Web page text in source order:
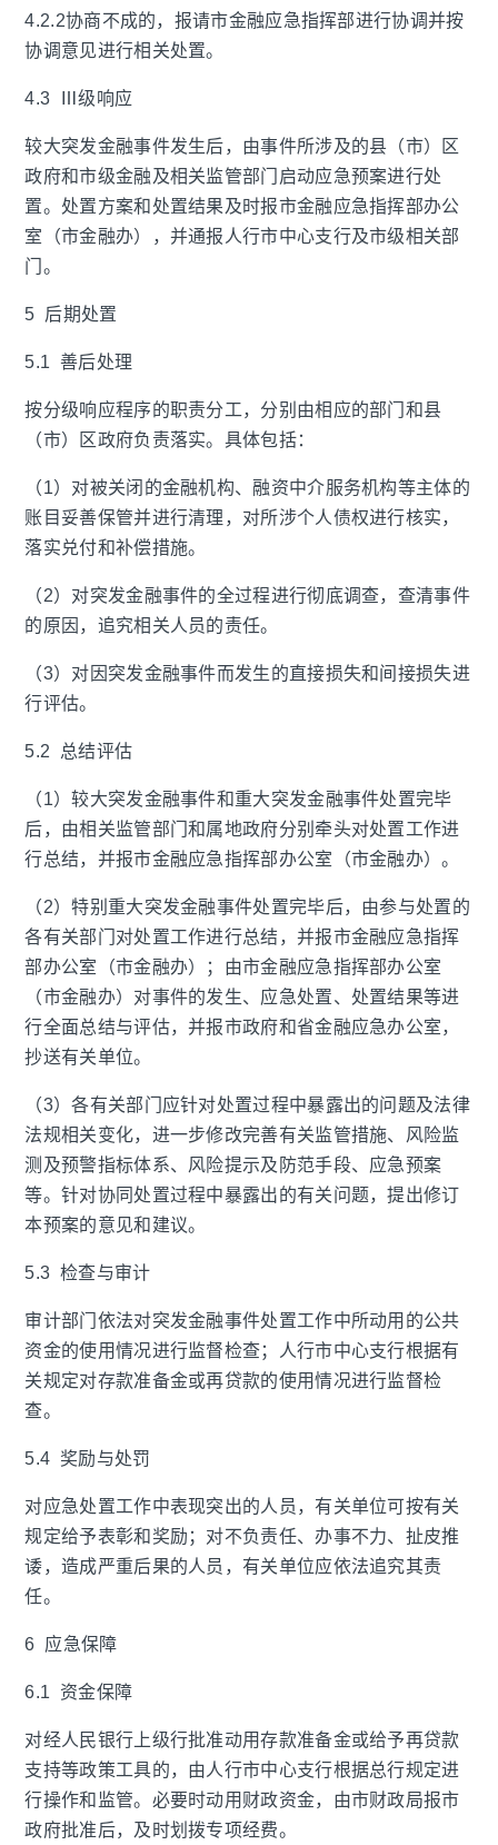
4.2.2协商不成的，报请市金融应急指挥部进行协调并按
协调意见进行相关处置。
4.3 Ⅲ级响应
较大突发金融事件发生后，由事件所涉及的县（市）区
政府和市级金融及相关监管部门启动应急预案进行处
置。处置方案和处置结果及时报市金融应急指挥部办公
室（市金融办），并通报人行市中心支行及市级相关部
门。
5 后期处置
5.1 善后处理
按分级响应程序的职责分工，分别由相应的部门和县
（市）区政府负责落实。具体包括：
（1）对被关闭的金融机构、融资中介服务机构等主体的
账目妥善保管并进行清理，对所涉个人债权进行核实，
落实兑付和补偿措施。
（2）对突发金融事件的全过程进行彻底调查，查清事件
的原因，追究相关人员的责任。
（3）对因突发金融事件而发生的直接损失和间接损失进
行评估。
5.2 总结评估
（1）较大突发金融事件和重大突发金融事件处置完毕
后，由相关监管部门和属地政府分别牵头对处置工作进
行总结，并报市金融应急指挥部办公室（市金融办）。
（2）特别重大突发金融事件处置完毕后，由参与处置的
各有关部门对处置工作进行总结，并报市金融应急指挥
部办公室（市金融办）；由市金融应急指挥部办公室
（市金融办）对事件的发生、应急处置、处置结果等进
行全面总结与评估，并报市政府和省金融应急办公室，
抄送有关单位。
（3）各有关部门应针对处置过程中暴露出的问题及法律
法规相关变化，进一步修改完善有关监管措施、风险监
测及预警指标体系、风险提示及防范手段、应急预案
等。针对协同处置过程中暴露出的有关问题，提出修订
本预案的意见和建议。
5.3 检查与审计
审计部门依法对突发金融事件处置工作中所动用的公共
资金的使用情况进行监督检查；人行市中心支行根据有
关规定对存款准备金或再贷款的使用情况进行监督检
查。
5.4 奖励与处罚
对应急处置工作中表现突出的人员，有关单位可按有关
规定给予表彰和奖励；对不负责任、办事不力、扯皮推
诿，造成严重后果的人员，有关单位应依法追究其责
任。
6 应急保障
6.1 资金保障
对经人民银行上级行批准动用存款准备金或给予再贷款
支持等政策工具的，由人行市中心支行根据总行规定进
行操作和监管。必要时动用财政资金，由市财政局报市
政府批准后，及时划拨专项经费。